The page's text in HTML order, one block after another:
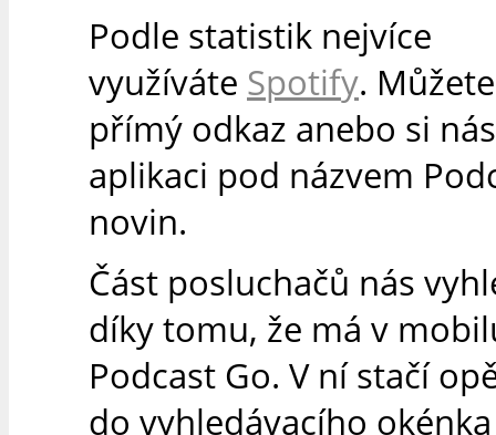
Podle statistik nejvíce
využíváte Spotify.
přímý odkaz anebo si
aplikaci pod názvem
novin.
Část posluchačů nás
díky tomu, že má v
Podcast Go. V ní stačí
do vyhledávacího